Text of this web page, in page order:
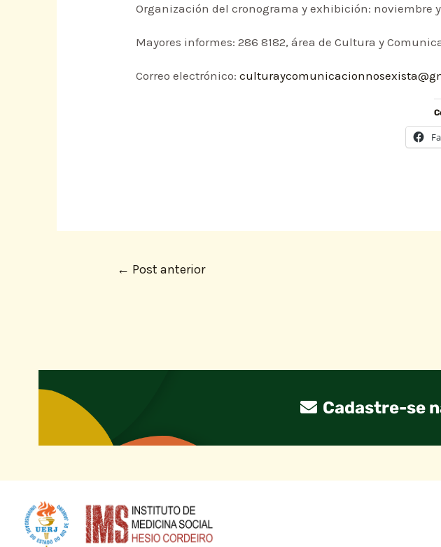
Organización del cronograma y exhibición: noviembre
Mayores informes: 286 8182, área de Cultura y
Correo electrónico:
← Post anterior
Cadastre-se